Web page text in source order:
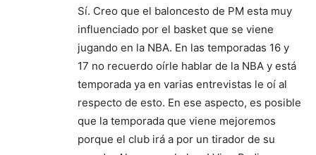
Sí. Creo que el baloncesto de PM esta muy
influenciado por el basket que se viene
jugando en la NBA. En las temporadas 16 y
17 no recuerdo oírle hablar de la NBA y está
temporada ya en varias entrevistas le oí al
respecto de esto. En ese aspecto, es posible
que la temporada que viene mejoremos
porque el club irá a por un tirador de su